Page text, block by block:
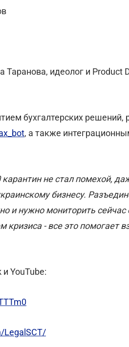
Таранова, идеолог и Product
бухгалтерских решений,
, а также
карантин не стал помехой,
бизнесу.
и нужно мониторить сейчас
- все это помогает
YouTube:
LegalSCT/